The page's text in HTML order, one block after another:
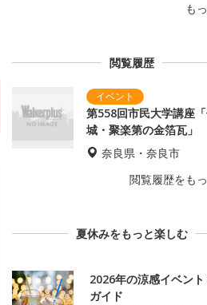
も
閲覧履歴
第558回市民大学講座
城・聚楽第の金箔瓦」
奈良県・奈良市
閲覧履歴をも
夏休みをもっと楽しむ
2026年の涼感イベント
ガイド